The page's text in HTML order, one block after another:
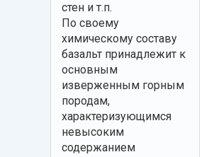
стен и т.п.
По своему
химическому составу
базальт принадлежит к
основным
изверженным горным
породам,
характеризующимся
невысоким
содержанием